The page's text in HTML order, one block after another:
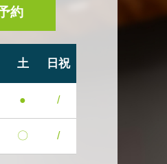
約
土 日祝
● /
〇 /